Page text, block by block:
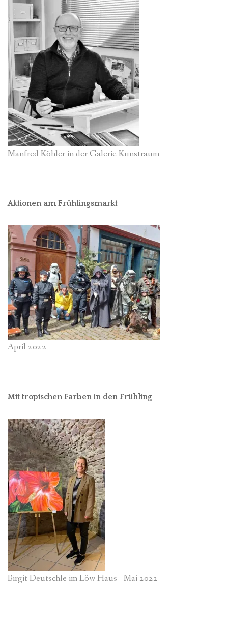
Manfred Köhler in der Galerie Kunstraum
Aktionen am Frühlingsmarkt
April 2022
Mit tropischen Farben in den Frühling
Birgit Deutschle im Löw Haus - Mai 2022